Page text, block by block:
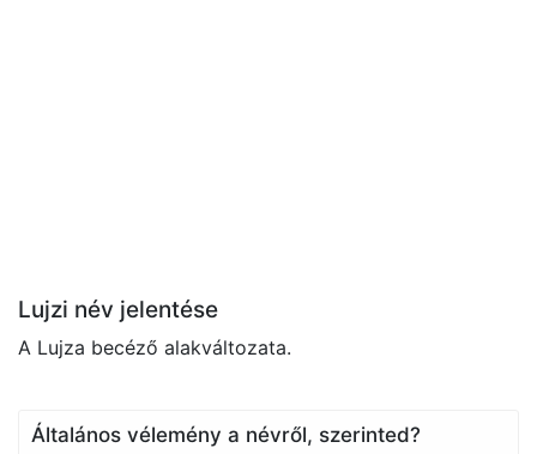
Lujzi név jelentése
A Lujza becéző alakváltozata.
Általános vélemény a névről, szerinted?